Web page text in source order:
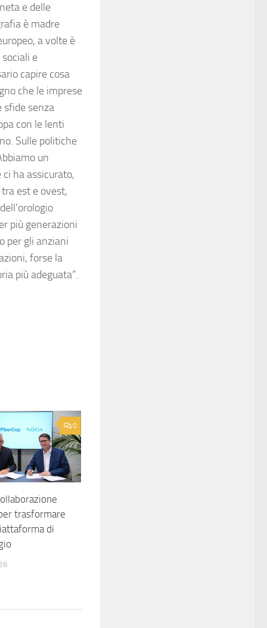
e delle
è madre
a volte è
e
capire cosa
che le imprese
sfide senza
con le lenti
Sulle politiche
un
ha assicurato,
est e ovest,
più generazioni
per gli anziani
forse la
più adeguata”.
0
trasformare
di